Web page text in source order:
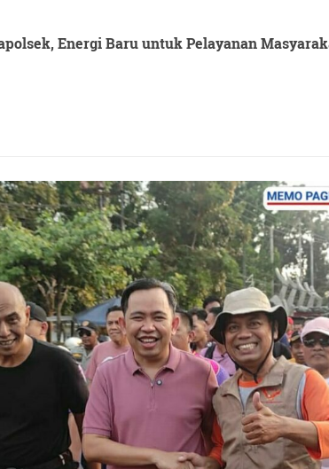
Energi Baru untuk Pelayanan